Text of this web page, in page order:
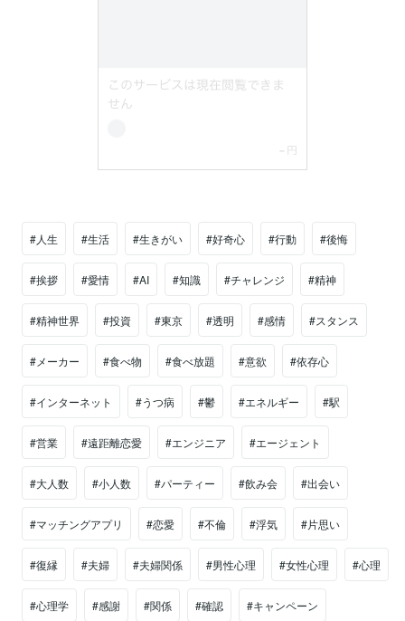
#人生 #生活 #生きがい #好奇心 #行動 #後悔
#挨拶 #愛情 #AI #知識 #チャレンジ #精神
#精神世界 #投資 #東京 #透明 #感情 #スタンス
#メーカー #食べ物 #食べ放題 #意欲 #依存心
#インターネット #うつ病 #鬱 #エネルギー #駅
#営業 #遠距離恋愛 #エンジニア #エージェント
#大人数 #小人数 #パーティー #飲み会 #出会い
#マッチングアプリ #恋愛 #不倫 #浮気 #片思い
#復縁 #夫婦 #夫婦関係 #男性心理 #女性心理 #心理
#心理学 #感謝 #関係 #確認 #キャンペーン